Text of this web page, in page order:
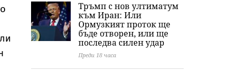
Тръмп с нов ултиматум
към Иран: Или
Ормузкият проток ще
бъде отворен, или ще
последва силен удар
Преди 18 часа